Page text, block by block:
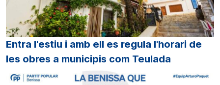
Entra l'estiu i amb ell es regula l'horari de
les obres a municipis com Teulada